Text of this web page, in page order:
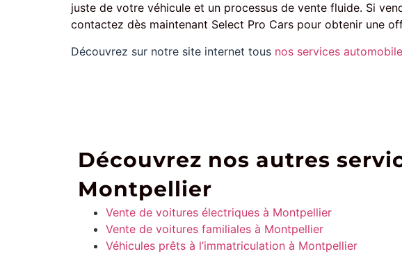
juste de votre véhicule et un processus de vente fluide. Si
contactez dès maintenant Select Pro Cars pour obtenir une
Découvrez sur notre site internet tous nos services
Découvrez nos autres
Montpellier
Vente de voitures électriques à Montpellier
Vente de voitures familiales à Montpellier
Véhicules prêts à l’immatriculation à Montpellier